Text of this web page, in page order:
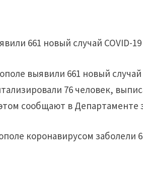
выявили 661 новый случай
76 человек,
сообщают в Департаменте
коронавирусом заболели